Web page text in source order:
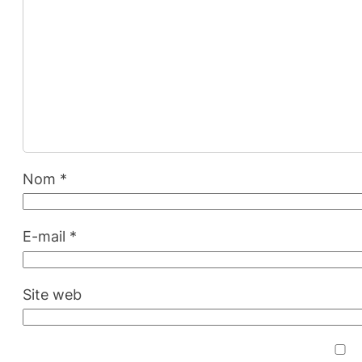
Nom *
E-mail *
Site web